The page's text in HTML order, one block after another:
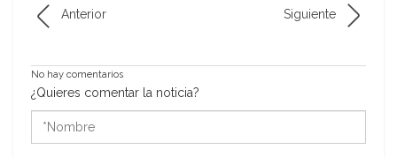
Anterior Siguiente
No hay comentarios
¿Quieres comentar la noticia?
*Nombre